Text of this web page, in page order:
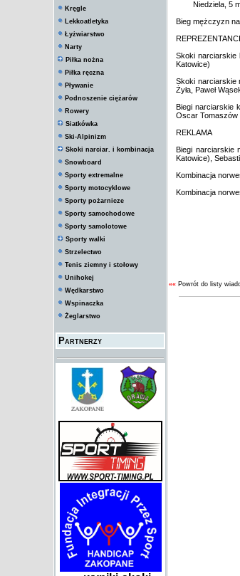
Kręgle
Lekkoatletyka
Łyżwiarstwo
Narty
Piłka nożna
Piłka ręczna
Pływanie
Podnoszenie ciężarów
Rowery
Siatkówka
Ski-Alpinizm
Skoki narciar. i kombinacja
Snowboard
Sporty extremalne
Sporty motocyklowe
Sporty pożarnicze
Sporty samochodowe
Sporty samolotowe
Sporty walki
Strzelectwo
Tenis ziemny i stołowy
Unihokej
Wędkarstwo
Wspinaczka
Żeglarstwo
Partnerzy
Niedziela, 5
Bieg mężczyzn
Skoki narciarskie
Katowice)
Skoki narciarskie
Żyła, Paweł
Biegi narciarskie
Oscar Tomaszów
REKLAMA
Biegi narciarskie
Katowice),
Kombinacja
Kombinacja
«« Powrót do listy